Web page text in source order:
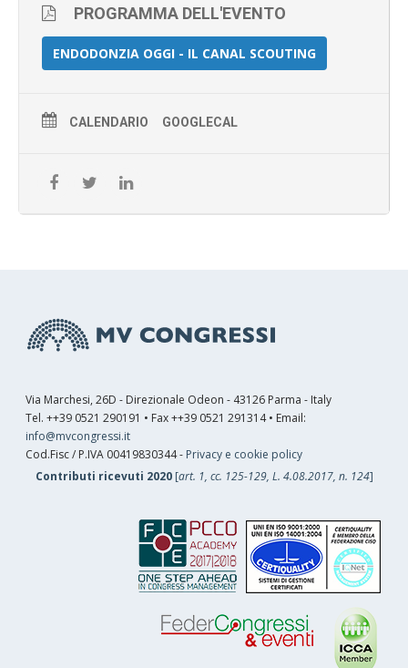
PROGRAMMA DELL'EVENTO
ENDODONZIA OGGI - IL CANAL SCOUTING
CALENDARIO GOOGLECAL
Via Marchesi, 26D - Direzionale Odeon - 43126 Parma - Italy
Tel. ++39 0521 290191 • Fax ++39 0521 291314 • Email:
info@mvcongressi.it
Cod.Fisc / P.IVA 00419830344 - Privacy e cookie policy
Contributi ricevuti 2020[art. 1, cc. 125-129, L. 4.08.2017, n. 124]